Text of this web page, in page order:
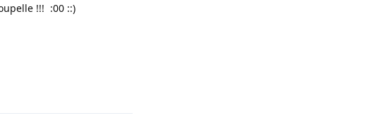
!!! :00 ::)